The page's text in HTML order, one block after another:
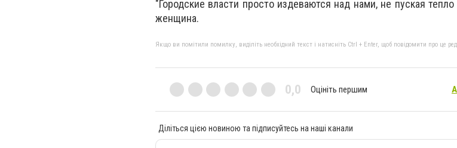
"Городские власти просто издеваются над нами, не пуская
женщина.
Якщо ви помітили помилку, виділіть необхідний текст і натисніть Ctrl + Enter, щоб повідомити про це
0,0 Оцініть першим
Діліться цією новиною та підписуйтесь на наші канали